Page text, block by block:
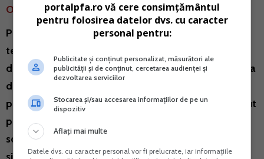
OBSERVATIE!
Potrivit unui proiect initiat de MFP, in anul 2019,
termenul de 15 martie inclusiv prevazut pentru
depunerea Declaratiei unice se proroga pana la data
de 31 iulie 2019 inclusiv. Proiectul vizeaza si
prorogarea termenului de 15 martie inclusiv prevazut
pentru plata impozitului pe venit si al contributiilor
sociale obligatorii, datorate de persoanele fizice in
portalpfa.ro vă cere consimțământul
pentru folosirea datelor dvs. cu caracter
personal pentru:
Publicitate și conținut personalizat, măsurători ale
publicității și de conținut, cercetarea audienței și
dezvoltarea serviciilor
Stocarea și/sau accesarea informațiilor de pe un
dispozitiv
Aflați mai multe
Datele dvs. cu caracter personal vor fi prelucrate, iar informațiile